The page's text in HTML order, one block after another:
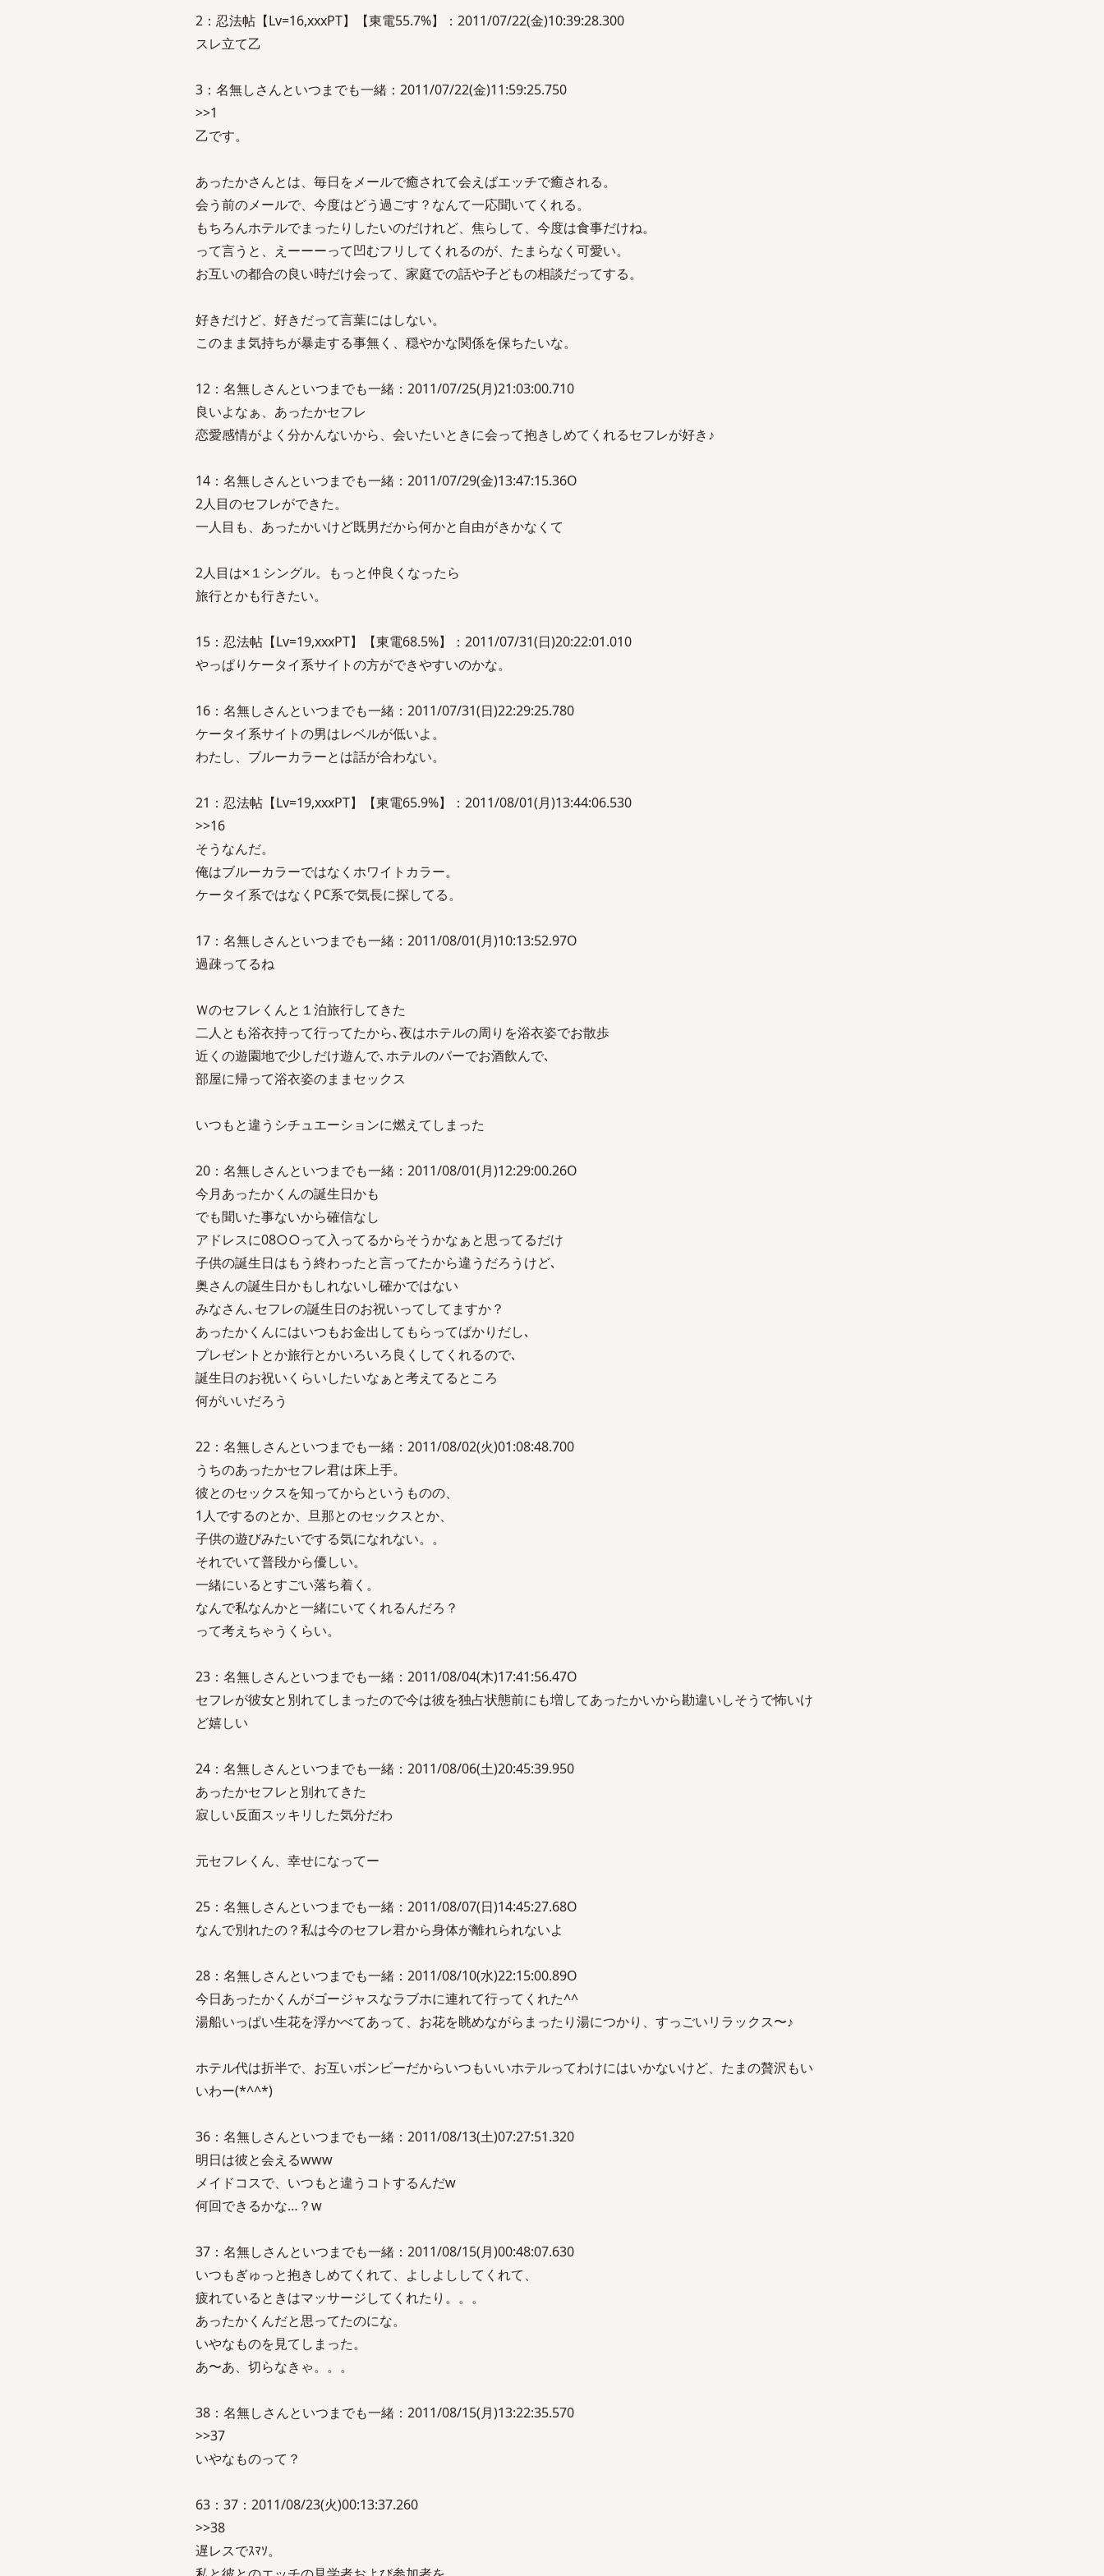
2：忍法帖【Lv=16,xxxPT】【東電55.7%】：2011/07/22(金)10:39:28.300
スレ立て乙
3：名無しさんといつまでも一緒：2011/07/22(金)11:59:25.750
>>1
乙です。
あったかさんとは、毎日をメールで癒されて会えばエッチで癒される。
会う前のメールで、今度はどう過ごす？なんて一応聞いてくれる。
もちろんホテルでまったりしたいのだけれど、焦らして、今度は食事だけね。
って言うと、えーーーって凹むフリしてくれるのが、たまらなく可愛い。
お互いの都合の良い時だけ会って、家庭での話や子どもの相談だってする。
好きだけど、好きだって言葉にはしない。
このまま気持ちが暴走する事無く、穏やかな関係を保ちたいな。
12：名無しさんといつまでも一緒：2011/07/25(月)21:03:00.710
良いよなぁ、あったかセフレ
恋愛感情がよく分かんないから、会いたいときに会って抱きしめてくれるセフレが好き♪
14：名無しさんといつまでも一緒：2011/07/29(金)13:47:15.36O
2人目のセフレができた。
一人目も、あったかいけど既男だから何かと自由がきかなくて
2人目は×１シングル。もっと仲良くなったら
旅行とかも行きたい。
15：忍法帖【Lv=19,xxxPT】【東電68.5%】：2011/07/31(日)20:22:01.010
やっぱりケータイ系サイトの方ができやすいのかな。
16：名無しさんといつまでも一緒：2011/07/31(日)22:29:25.780
ケータイ系サイトの男はレベルが低いよ。
わたし、ブルーカラーとは話が合わない。
21：忍法帖【Lv=19,xxxPT】【東電65.9%】：2011/08/01(月)13:44:06.530
>>16
そうなんだ。
俺はブルーカラーではなくホワイトカラー。
ケータイ系ではなくPC系で気長に探してる。
17：名無しさんといつまでも一緒：2011/08/01(月)10:13:52.97O
過疎ってるね
Ｗのセフレくんと１泊旅行してきた
二人とも浴衣持って行ってたから､夜はホテルの周りを浴衣姿でお散歩
近くの遊園地で少しだけ遊んで､ホテルのバーでお酒飲んで､
部屋に帰って浴衣姿のままセックス
いつもと違うシチュエーションに燃えてしまった
20：名無しさんといつまでも一緒：2011/08/01(月)12:29:00.26O
今月あったかくんの誕生日かも
でも聞いた事ないから確信なし
アドレスに08○○って入ってるからそうかなぁと思ってるだけ
子供の誕生日はもう終わったと言ってたから違うだろうけど､
奥さんの誕生日かもしれないし確かではない
みなさん､セフレの誕生日のお祝いってしてますか？
あったかくんにはいつもお金出してもらってばかりだし､
プレゼントとか旅行とかいろいろ良くしてくれるので､
誕生日のお祝いくらいしたいなぁと考えてるところ
何がいいだろう
22：名無しさんといつまでも一緒：2011/08/02(火)01:08:48.700
うちのあったかセフレ君は床上手。
彼とのセックスを知ってからというものの、
1人でするのとか、旦那とのセックスとか、
子供の遊びみたいでする気になれない。。
それでいて普段から優しい。
一緒にいるとすごい落ち着く。
なんで私なんかと一緒にいてくれるんだろ？
って考えちゃうくらい。
23：名無しさんといつまでも一緒：2011/08/04(木)17:41:56.47O
セフレが彼女と別れてしまったので今は彼を独占状態前にも増してあったかいから勘違いしそうで怖いけ
ど嬉しい
24：名無しさんといつまでも一緒：2011/08/06(土)20:45:39.950
あったかセフレと別れてきた
寂しい反面スッキリした気分だわ
元セフレくん、幸せになってー
25：名無しさんといつまでも一緒：2011/08/07(日)14:45:27.68O
なんで別れたの？私は今のセフレ君から身体が離れられないよ
28：名無しさんといつまでも一緒：2011/08/10(水)22:15:00.89O
今日あったかくんがゴージャスなラブホに連れて行ってくれた^^
湯船いっぱい生花を浮かべてあって、お花を眺めながらまったり湯につかり、すっごいリラックス〜♪
ホテル代は折半で、お互いボンビーだからいつもいいホテルってわけにはいかないけど、たまの贅沢もい
いわー(*^^*)
36：名無しさんといつまでも一緒：2011/08/13(土)07:27:51.320
明日は彼と会えるwww
メイドコスで、いつもと違うコトするんだw
何回できるかな…？w
37：名無しさんといつまでも一緒：2011/08/15(月)00:48:07.630
いつもぎゅっと抱きしめてくれて、よしよししてくれて、
疲れているときはマッサージしてくれたり。。。
あったかくんだと思ってたのにな。
いやなものを見てしまった。
あ〜あ、切らなきゃ。。。
38：名無しさんといつまでも一緒：2011/08/15(月)13:22:35.570
>>37
いやなものって？
63：37：2011/08/23(火)00:13:37.260
>>38
遅レスでｽﾏｿ。